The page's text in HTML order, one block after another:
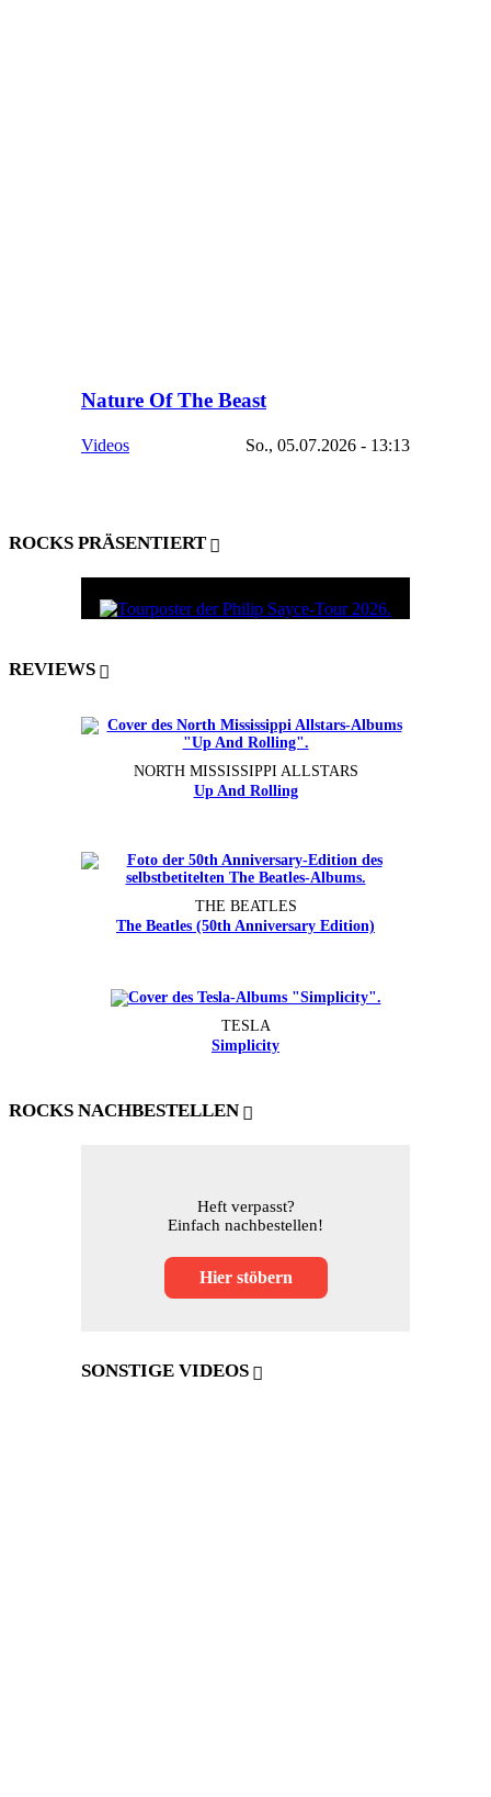
Nature Of The Beast
Videos So., 05.07.2026 - 13:13
ROCKS PRÄSENTIERT
REVIEWS
NORTH MISSISSIPPI ALLSTARS
Up And Rolling
THE BEATLES
The Beatles (50th Anniversary Edition)
TESLA
Simplicity
ROCKS NACHBESTELLEN
Heft verpasst?
Einfach nachbestellen!
Hier stöbern
SONSTIGE VIDEOS